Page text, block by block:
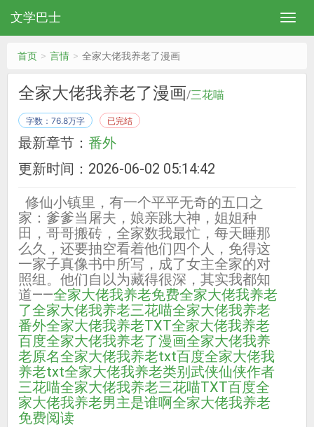
文学巴士
首页 言情 全家大佬我养老了漫画
全家大佬我养老了漫画/三花喵
字数：76.8万字 已完结
最新章节： 番外
更新时间：2026-06-02 05:14:42
修仙小镇里，有一个平平无奇的五口之
家：爹爹当屠夫，娘亲跳大神，姐姐种
田，哥哥搬砖，全家数我最忙，每天睡那
么久，还要抽空看着他们四个人，免得这
一家子真像书中所写，成了女主全家的对
照组。他们自以为藏得很深，其实我都知
道——全家大佬我养老免费全家大佬我养老
了全家大佬我养老三花喵全家大佬我养老
番外全家大佬我养老TXT全家大佬我养老
百度全家大佬我养老了漫画全家大佬我养
老原名全家大佬我养老txt百度全家大佬我
养老txt全家大佬我养老类别武侠仙侠作者
三花喵全家大佬我养老三花喵TXT百度全
家大佬我养老男主是谁啊全家大佬我养老
免费阅读